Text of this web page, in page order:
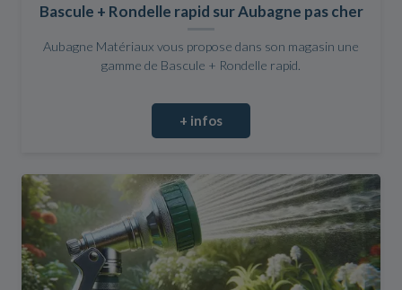
Bascule + Rondelle rapid sur Aubagne pas cher
Aubagne Matériaux vous propose dans son magasin une
gamme de Bascule + Rondelle rapid.
+ infos